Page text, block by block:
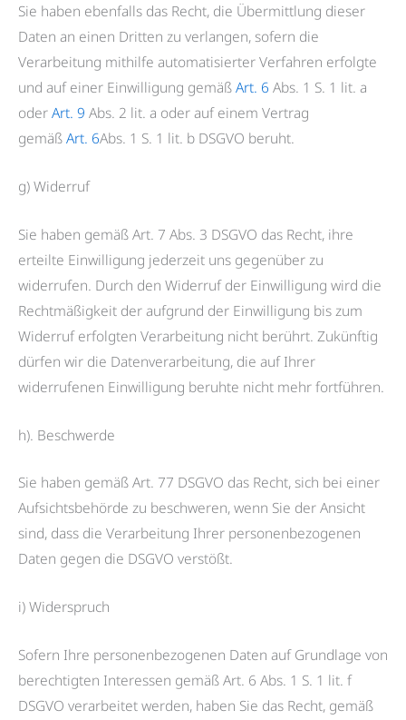
Sie haben ebenfalls das Recht, die Übermittlung dieser
Daten an einen Dritten zu verlangen, sofern die
Verarbeitung mithilfe automatisierter Verfahren erfolgte
und auf einer Einwilligung gemäßArt. 6 Abs. 1 S. 1 lit. a
oderArt. 9 Abs. 2 lit. a oder auf einem Vertrag
gemäßArt. 6Abs. 1 S. 1 lit. b DSGVO beruht.
g) Widerruf
Sie haben gemäß Art. 7 Abs. 3 DSGVO das Recht, ihre
erteilte Einwilligung jederzeit uns gegenüber zu
widerrufen. Durch den Widerruf der Einwilligung wird die
Rechtmäßigkeit der aufgrund der Einwilligung bis zum
Widerruf erfolgten Verarbeitung nicht berührt. Zukünftig
dürfen wir die Datenverarbeitung, die auf Ihrer
widerrufenen Einwilligung beruhte nicht mehr fortführen.
h). Beschwerde
Sie haben gemäß Art. 77 DSGVO das Recht, sich bei einer
Aufsichtsbehörde zu beschweren, wenn Sie der Ansicht
sind, dass die Verarbeitung Ihrer personenbezogenen
Daten gegen die DSGVO verstößt.
i) Widerspruch
Sofern Ihre personenbezogenen Daten auf Grundlage von
berechtigten Interessen gemäß Art. 6 Abs. 1 S. 1 lit. f
DSGVO verarbeitet werden, haben Sie das Recht, gemäß